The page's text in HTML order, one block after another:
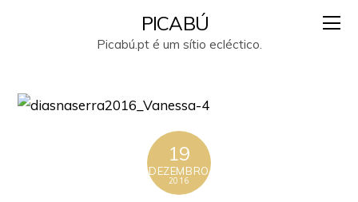
PICABÚ
Picabú.pt é um sítio ecléctico.
19
DEZEMBRO
2016